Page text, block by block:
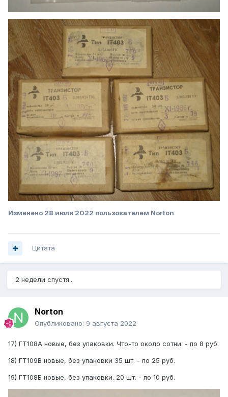
Изменено 28 июля 2022 пользователем Norton
Цитата
2 недели спустя...
Norton
Опубликовано: 9 августа 2022
17) ГТ108А новые, без упаковки. Что-то около сотни. - по 8 руб.
18) ГТ109В новые, без упаковки 35 шт. - по 25 руб.
19) ГТ108Б новые, без упаковки. 20 шт. - по 10 руб.